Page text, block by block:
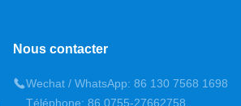
Nous contacter
Wechat / WhatsApp: 86 130 7568 1698
Téléphone: 86 0755-27662758